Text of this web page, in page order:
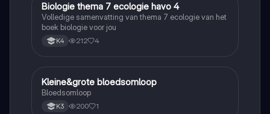
Biologie
Biologie thema 7 ecologie havo 4
Volledige samenvatting van thema 7 ecologie van het
boek biologie voor jou
K4 212 4
Biologie
Kleine&grote bloedsomloop
Bloedsomloop
K3 200 1